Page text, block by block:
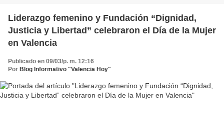
Liderazgo femenino y Fundación “Dignidad,
Justicia y Libertad” celebraron el Día de la Mujer
en Valencia
Publicado en 09/03/p. m. 12:16
Por Blog Informativo "Valencia Hoy"